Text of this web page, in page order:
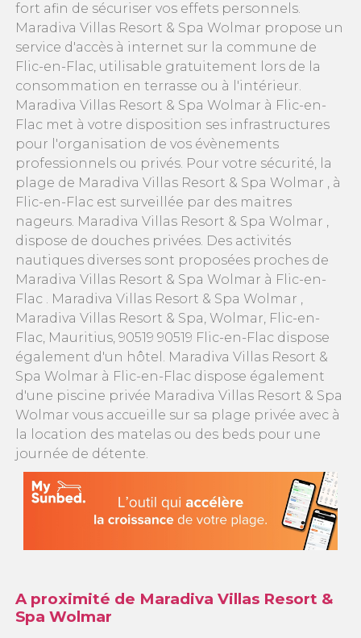
fort afin de sécuriser vos effets personnels.
Maradiva Villas Resort & Spa Wolmar propose un
service d'accès à internet sur la commune de
Flic-en-Flac, utilisable gratuitement lors de la
consommation en terrasse ou à l'intérieur.
Maradiva Villas Resort & Spa Wolmar à Flic-en-
Flac met à votre disposition ses infrastructures
pour l'organisation de vos évènements
professionnels ou privés. Pour votre sécurité, la
plage de Maradiva Villas Resort & Spa Wolmar , à
Flic-en-Flac est surveillée par des maitres
nageurs. Maradiva Villas Resort & Spa Wolmar ,
dispose de douches privées. Des activités
nautiques diverses sont proposées proches de
Maradiva Villas Resort & Spa Wolmar à Flic-en-
Flac . Maradiva Villas Resort & Spa Wolmar ,
Maradiva Villas Resort & Spa, Wolmar, Flic-en-
Flac, Mauritius, 90519 90519 Flic-en-Flac dispose
également d'un hôtel. Maradiva Villas Resort &
Spa Wolmar à Flic-en-Flac dispose également
d'une piscine privée Maradiva Villas Resort & Spa
Wolmar vous accueille sur sa plage privée avec à
la location des matelas ou des beds pour une
journée de détente.
A proximité de Maradiva Villas Resort &
Spa Wolmar